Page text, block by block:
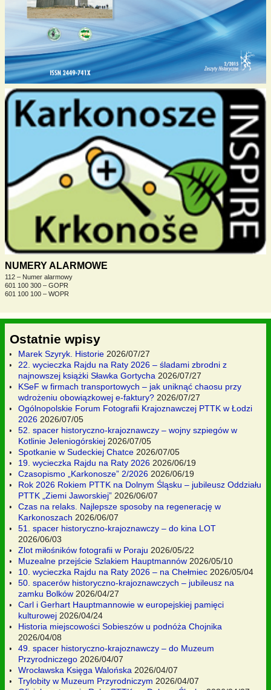
NUMERY ALARMOWE
112 – Numer alarmowy
601 100 300 – GOPR
601 100 100 – WOPR
Ostatnie wpisy
Marek Szyryk. Historie 2026/07/27
22. wycieczka Rajdu na Raty 2026 – śladami zbrodni z
najnowszej książki Sławka Gortycha 2026/07/27
KSeF w firmach transportowych – jak uniknąć chaosu przy
wdrożeniu obowiązkowej e-faktury? 2026/07/27
Ogólnopolskie Forum Fotografii Krajoznawczej PTTK w Łodzi
2026 2026/07/05
52. spacer historyczno-krajoznawczy – wojny szpiegów w
Kotlinie Jeleniogórskiej 2026/07/05
Spotkanie w Sudeckiej Chatce 2026/07/05
19. wycieczka Rajdu na Raty 2026 2026/06/19
Czasopismo „Karkonosze” 2/2026 2026/06/19
Rok 2026 Rokiem PTTK na Dolnym Śląsku – jubileusz Oddziału
PTTK „Ziemi Jaworskiej” 2026/06/07
Czas na relaks. Najlepsze sposoby na regenerację w
Karkonoszach 2026/06/07
51. spacer historyczno-krajoznawczy – do kina LOT
2026/06/03
Zlot miłośników fotografii w Poraju 2026/05/22
Muzealne przejście Szlakiem Hauptmannów 2026/05/10
10. wycieczka Rajdu na Raty 2026 – na Chełmiec 2026/05/04
50. spacerów historyczno-krajoznawczych – jubileusz na
zamku Bolków 2026/04/27
Carl i Gerhart Hauptmannowie w europejskiej pamięci
kulturowej 2026/04/24
Historia miejscowości Sobieszów u podnóża Chojnika
2026/04/08
49. spacer historyczno-krajoznawczy – do Muzeum
Przyrodniczego 2026/04/07
Wrocławska Księga Walońska 2026/04/07
Trylobity w Muzeum Przyrodniczym 2026/04/07